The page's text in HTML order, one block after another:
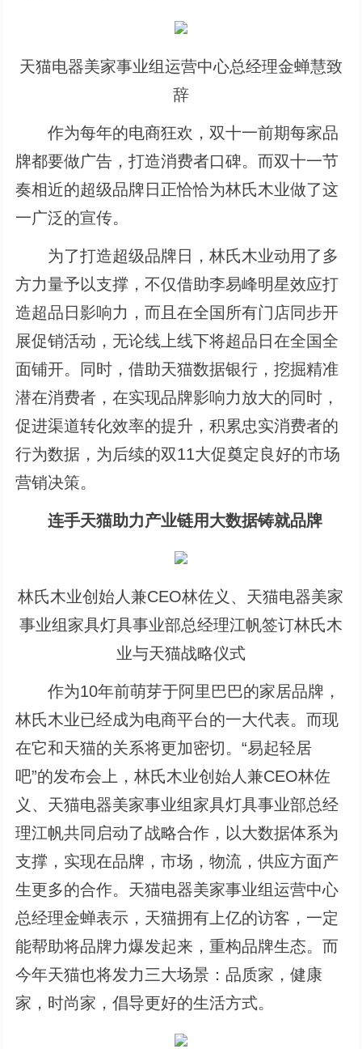
天猫电器美家事业组运营中心总经理金蝉慧致
辞
作为每年的电商狂欢，双十一前期每家品
牌都要做广告，打造消费者口碑。而双十一节
奏相近的超级品牌日正恰恰为林氏木业做了这
一广泛的宣传。
为了打造超级品牌日，林氏木业动用了多
方力量予以支撑，不仅借助李易峰明星效应打
造超品日影响力，而且在全国所有门店同步开
展促销活动，无论线上线下将超品日在全国全
面铺开。同时，借助天猫数据银行，挖掘精准
潜在消费者，在实现品牌影响力放大的同时，
促进渠道转化效率的提升，积累忠实消费者的
行为数据，为后续的双11大促奠定良好的市场
营销决策。
连手天猫助力产业链用大数据铸就品牌
林氏木业创始人兼CEO林佐义、天猫电器美家
事业组家具灯具事业部总经理江帆签订林氏木
业与天猫战略仪式
作为10年前萌芽于阿里巴巴的家居品牌，
林氏木业已经成为电商平台的一大代表。而现
在它和天猫的关系将更加密切。“易起轻居
吧”的发布会上，林氏木业创始人兼CEO林佐
义、天猫电器美家事业组家具灯具事业部总经
理江帆共同启动了战略合作，以大数据体系为
支撑，实现在品牌，市场，物流，供应方面产
生更多的合作。天猫电器美家事业组运营中心
总经理金蝉表示，天猫拥有上亿的访客，一定
能帮助将品牌力爆发起来，重构品牌生态。而
今年天猫也将发力三大场景：品质家，健康
家，时尚家，倡导更好的生活方式。